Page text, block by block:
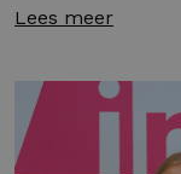
Lees meer